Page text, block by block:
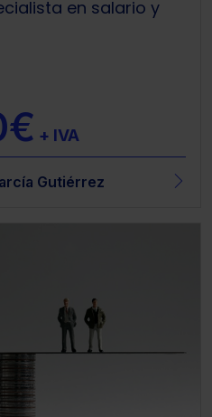
en salario y
+ IVA
Gutiérrez